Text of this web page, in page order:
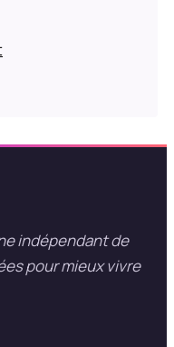
indépendant de
pour mieux vivre